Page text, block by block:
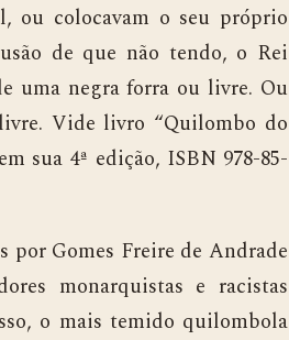
ou colocavam o seu próprio
de que não tendo, o Rei
uma negra forra ou livre. Ou
Vide livro “Quilombo do
sua 4ª edição, ISBN 978-85-
Gomes Freire de Andrade
monarquistas e racistas
o mais temido quilombola